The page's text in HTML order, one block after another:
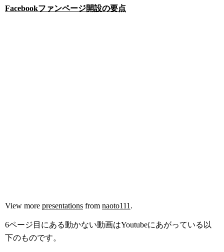
Facebookファンページ開設の要点
View more presentations from naoto111 .
6ページ目にある動かない動画はYoutubeにあがっている以
下のものです。